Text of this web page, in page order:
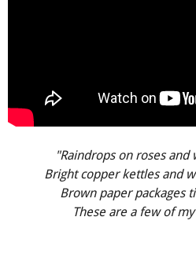
"Raindrops on roses
Bright copper kettles and
Brown paper packages
These are a few of